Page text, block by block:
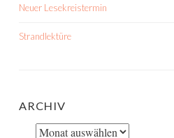
Neuer Lesekreistermin
Strandlektüre
ARCHIV
Archiv